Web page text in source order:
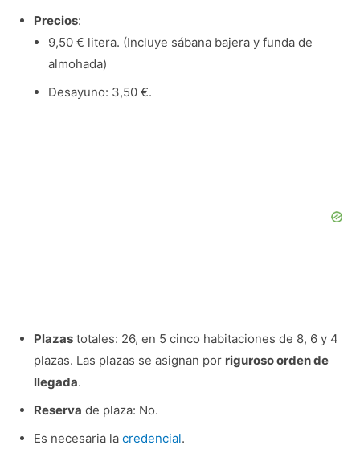
Precios:
9,50 € litera. (Incluye sábana bajera y funda de
almohada)
Desayuno: 3,50 €.
Plazastotales: 26, en 5 cinco habitaciones de 8, 6 y 4
plazas. Las plazas se asignan por riguroso orden de
llegada.
Reserva de plaza: No.
Es necesaria la credencial.